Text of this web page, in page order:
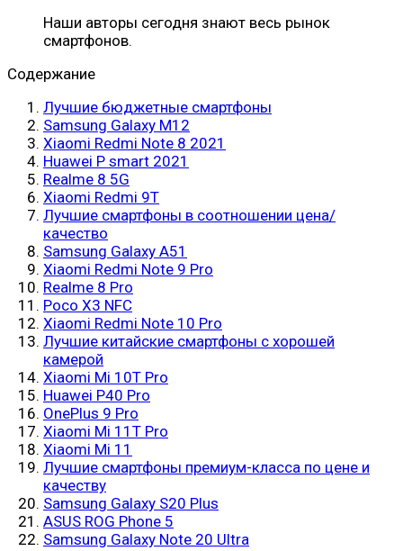
Наши авторы сегодня знают весь рынок
смартфонов.
Содержание
Лучшие бюджетные смартфоны
Samsung Galaxy M12
Xiaomi Redmi Note 8 2021
Huawei P smart 2021
Realme 8 5G
Xiaomi Redmi 9T
Лучшие смартфоны в соотношении цена/
качество
Samsung Galaxy A51
Xiaomi Redmi Note 9 Pro
Realme 8 Pro
Poco X3 NFC
Xiaomi Redmi Note 10 Pro
Лучшие китайские смартфоны с хорошей
камерой
Xiaomi Mi 10T Pro
Huawei P40 Pro
OnePlus 9 Pro
Xiaomi Mi 11T Pro
Xiaomi Mi 11
Лучшие смартфоны премиум-класса по цене и
качеству
Samsung Galaxy S20 Plus
ASUS ROG Phone 5
Samsung Galaxy Note 20 Ultra